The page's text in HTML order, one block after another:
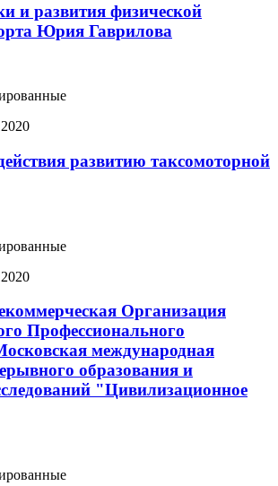
и развития физической
Юрия Гаврилова
развитию таксомоторной
Организация
Профессионального
международная
образования и
"Цивилизационное